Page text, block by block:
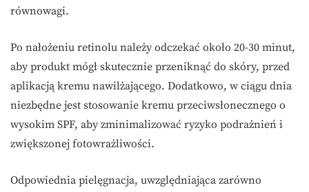
równowagi.
Po nałożeniu retinolu należy odczekać około 20-30 minut,
aby produkt mógł skutecznie przeniknąć do skóry, przed
aplikacją kremu nawilżającego. Dodatkowo, w ciągu dnia
niezbędne jest stosowanie kremu przeciwsłonecznego o
wysokim SPF, aby zminimalizować ryzyko podrażnień i
zwiększonej fotowrażliwości.
Odpowiednia pielęgnacja, uwzględniająca zarówno